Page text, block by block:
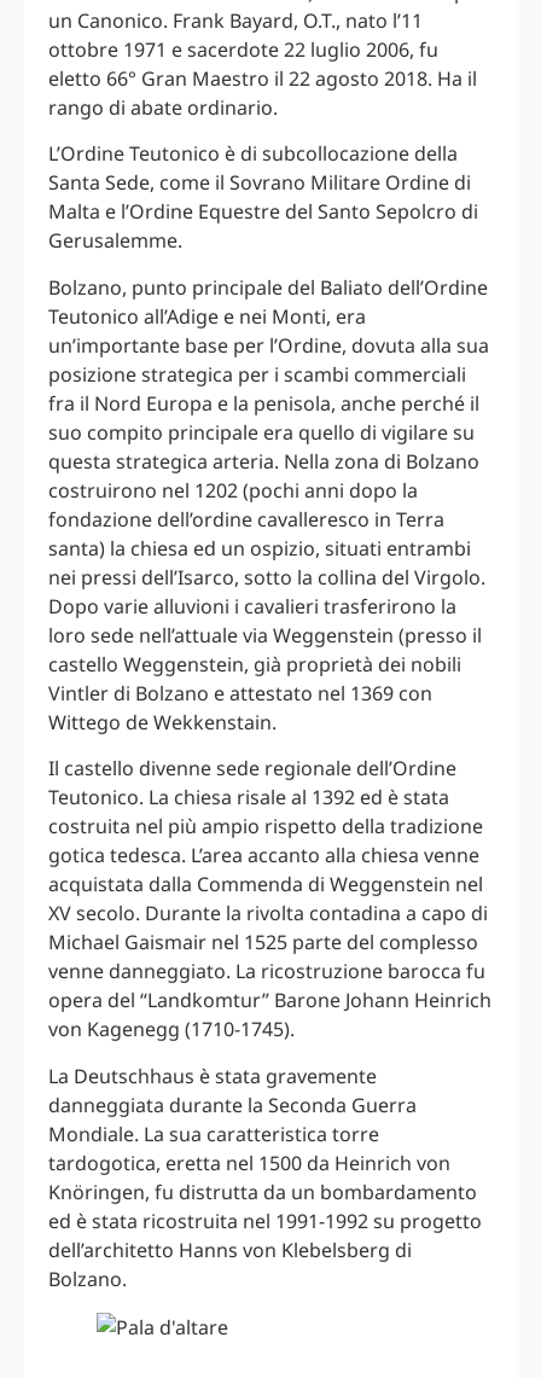
un Canonico. Frank Bayard, O.T., nato l’11
ottobre 1971 e sacerdote 22 luglio 2006, fu
eletto 66° Gran Maestro il 22 agosto 2018. Ha il
rango di abate ordinario.
L’Ordine Teutonico è di subcollocazione della
Santa Sede, come il Sovrano Militare Ordine di
Malta e l’Ordine Equestre del Santo Sepolcro di
Gerusalemme.
Bolzano, punto principale del Baliato dell’Ordine
Teutonico all’Adige e nei Monti, era
un’importante base per l’Ordine, dovuta alla sua
posizione strategica per i scambi commerciali
fra il Nord Europa e la penisola, anche perché il
suo compito principale era quello di vigilare su
questa strategica arteria. Nella zona di Bolzano
costruirono nel 1202 (pochi anni dopo la
fondazione dell’ordine cavalleresco in Terra
santa) la chiesa ed un ospizio, situati entrambi
nei pressi dell’Isarco, sotto la collina del Virgolo.
Dopo varie alluvioni i cavalieri trasferirono la
loro sede nell’attuale via Weggenstein (presso il
castello Weggenstein, già proprietà dei nobili
Vintler di Bolzano e attestato nel 1369 con
Wittego de Wekkenstain.
Il castello divenne sede regionale dell’Ordine
Teutonico. La chiesa risale al 1392 ed è stata
costruita nel più ampio rispetto della tradizione
gotica tedesca. L’area accanto alla chiesa venne
acquistata dalla Commenda di Weggenstein nel
XV secolo. Durante la rivolta contadina a capo di
Michael Gaismair nel 1525 parte del complesso
venne danneggiato. La ricostruzione barocca fu
opera del “Landkomtur” Barone Johann Heinrich
von Kagenegg (1710-1745).
La Deutschhaus è stata gravemente
danneggiata durante la Seconda Guerra
Mondiale. La sua caratteristica torre
tardogotica, eretta nel 1500 da Heinrich von
Knöringen, fu distrutta da un bombardamento
ed è stata ricostruita nel 1991-1992 su progetto
dell’architetto Hanns von Klebelsberg di
Bolzano.